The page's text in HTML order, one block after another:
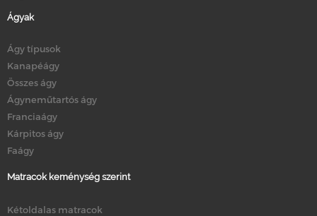
Ágyak
Ágy típusok
Kanapéágy
Összes ágy
Ágyneműtartós ágy
Franciaágy
Kárpitos ágy
Faágy
Matracok keménység szerint
Kétoldalas matracok